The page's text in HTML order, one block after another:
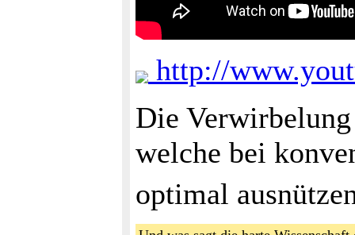
http://
Die
welche bei
optimal